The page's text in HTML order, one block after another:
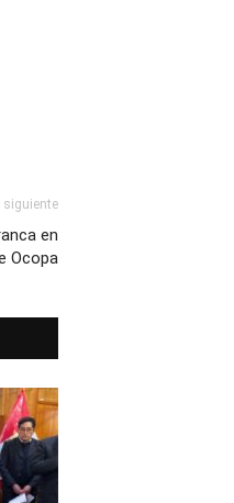
siguiente
en
Ocopa